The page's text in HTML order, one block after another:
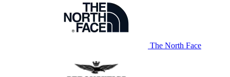
The North Face